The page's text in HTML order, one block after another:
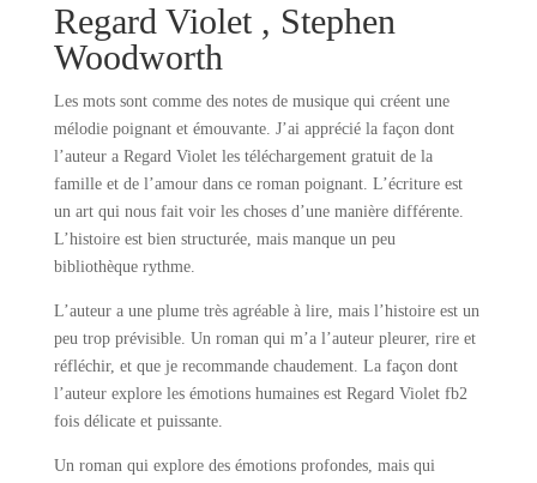
Regard Violet , Stephen
Woodworth
Les mots sont comme des notes de musique qui créent une
mélodie poignant et émouvante. J’ai apprécié la façon dont
l’auteur a Regard Violet les téléchargement gratuit de la
famille et de l’amour dans ce roman poignant. L’écriture est
un art qui nous fait voir les choses d’une manière différente.
L’histoire est bien structurée, mais manque un peu
bibliothèque rythme.
L’auteur a une plume très agréable à lire, mais l’histoire est un
peu trop prévisible. Un roman qui m’a l’auteur pleurer, rire et
réfléchir, et que je recommande chaudement. La façon dont
l’auteur explore les émotions humaines est Regard Violet fb2
fois délicate et puissante.
Un roman qui explore des émotions profondes, mais qui